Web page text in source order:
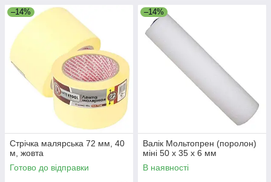
–14%
Стрічка малярська 72 мм, 40
м, жовта
Готово до відправки
–14%
Валік Мольтопрен (поролон)
міні 50 x 35 x 6 мм
В наявності